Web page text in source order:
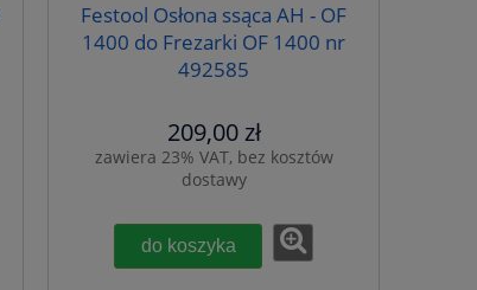
Festool Osłona ssąca AH - OF
1400 do Frezarki OF 1400 nr
492585
209,00 zł
zawiera 23% VAT, bez kosztów
dostawy
do koszyka